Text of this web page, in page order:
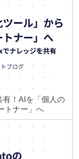
有！AIを「個人の
トナー」へ